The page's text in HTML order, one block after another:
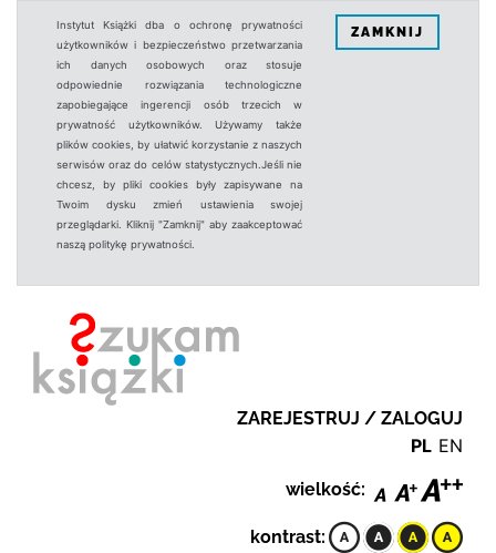
Instytut Książki dba o ochronę prywatności
użytkowników i bezpieczeństwo przetwarzania
ich danych osobowych oraz stosuje
odpowiednie rozwiązania technologiczne
zapobiegające ingerencji osób trzecich w
prywatność użytkowników. Używamy także
plików cookies, by ułatwić korzystanie z naszych
serwisów oraz do celów statystycznych.Jeśli nie
chcesz, by pliki cookies były zapisywane na
Twoim dysku zmień ustawienia swojej
przeglądarki. Kliknij "Zamknij" aby zaakceptować
naszą politykę prywatności.
ZAMKNIJ
ZAREJESTRUJ / ZALOGUJ
PL EN
wielkość:
kontrast: